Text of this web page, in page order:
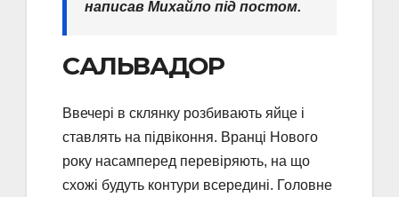
написав Михайло під постом.
САЛЬВАДОР
Ввечері в склянку розбивають яйце і
ставлять на підвіконня. Вранці Нового
року насамперед перевіряють, на що
схожі будуть контури всередині. Головне